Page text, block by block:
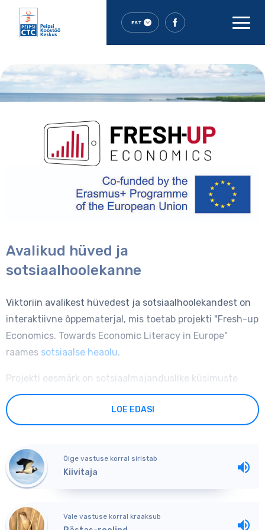
EST
Avalikud hüved ja
sotsiaalhoolekanne
Viktoriin avalikest hüvedest ja sotsiaalhoolekandest on
interaktiivne õppematerjal, mis toetab projekti "Fresh-up
Economics. Towards Economic Literacy in Europe"
raames sotsiaalse heaolu.
Projekti eesmärk on sotsiaalmajanduslike küsimuste
muutmine täiskasvanuhariduse osaks, pakkudes
täiskasvanute koolitajatele teavet ja õppematerjale, et
suurendada nende pädevust sotsiaalmajanduslikel
Pane oma teadmised proovile avalike hüvede ja
sotsiaalhoolekande teemadel. Viktoriin sisaldab 10
lühilugu.
LOE EDASI
Õige vastuse korral siristab
Kiivitaja
Vale vastuse korral kraaksub